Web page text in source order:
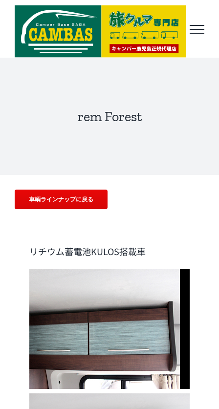
Skip
content
rem Forest
車輌ラインナップに戻る
リチウム蓄電池KULOS搭載車